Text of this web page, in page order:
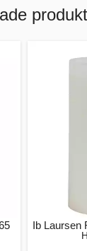
Ib Laursen